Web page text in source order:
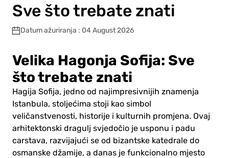
Sve što trebate znati
Datum ažuriranja : 04 August 2026
Velika Hagonja Sofija: Sve
što trebate znati
Hagija Sofija, jedno od najimpresivnijih znamenja
Istanbula, stoljećima stoji kao simbol
veličanstvenosti, historije i kulturnih promjena. Ovaj
arhitektonski dragulj svjedočio je usponu i padu
carstava, razvijajući se od bizantske katedrale do
osmanske džamije, a danas je funkcionalno mjesto